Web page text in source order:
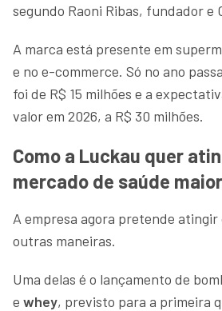
segundo Raoni Ribas, fundador e
A marca está presente em
e no e-commerce. Só no ano
foi de R$ 15 milhões e a
valor em 2026, a R$ 30 milhões.
Como a Luckau quer
mercado de saúde maior
A empresa agora pretende
outras maneiras.
Uma delas é o lançamento de
e whey, previsto para a primeira